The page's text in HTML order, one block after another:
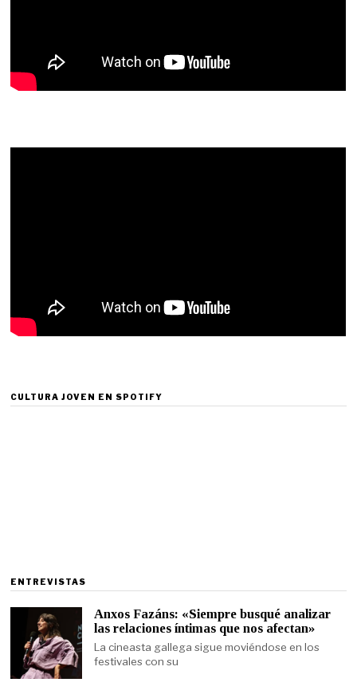
CULTURA JOVEN EN SPOTIFY
ENTREVISTAS
Anxos Fazáns: «Siempre busqué analizar
las relaciones íntimas que nos afectan»
La cineasta gallega sigue moviéndose en los
festivales con su